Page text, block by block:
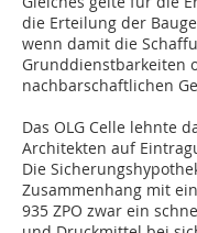
die Erteilung der
wenn damit die
Grunddienstbarkeiten
nachbarschaftlichen
Das OLG Celle lehnte
Architekten auf
Die
Zusammenhang mit
935 ZPO zwar ein